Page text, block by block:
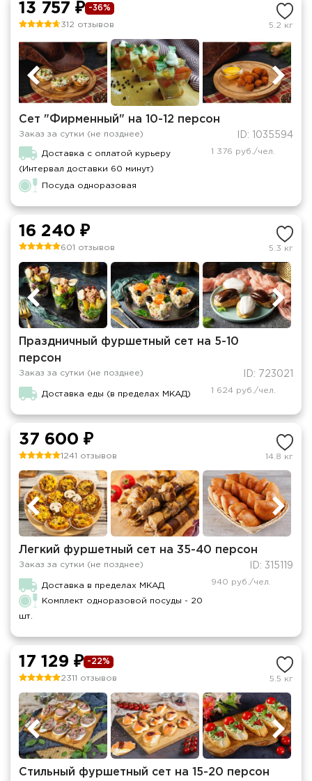
13 757 ₽ -36%
312 отзывов 5.2 кг
Сет "Фирменный" на 10-12 персон
Заказ за сутки (не позднее) ID: 1035594
Доставка с оплатой курьеру
(Интервал доставки 60 минут)
Посуда одноразовая
1 376 руб./чел.
16 240 ₽
601 отзывов 5.3 кг
Праздничный фуршетный сет на 5-10
персон
Заказ за сутки (не позднее) ID: 723021
Доставка еды (в пределах МКАД) 1 624 руб./чел.
37 600 ₽
1241 отзывов 14.8 кг
Легкий фуршетный сет на 35-40 персон
Заказ за сутки (не позднее) ID: 315119
Доставка в пределах МКАД
Комплект одноразовой посуды - 20
шт.
940 руб./чел.
17 129 ₽ -22%
2311 отзывов 5.5 кг
Стильный фуршетный сет на 15-20 персон